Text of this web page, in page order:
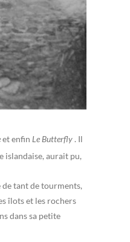
et enfin Le Butterfly. Il
islandaise, aurait pu,
de tant de tourments,
îlots et les rochers
dans sa petite